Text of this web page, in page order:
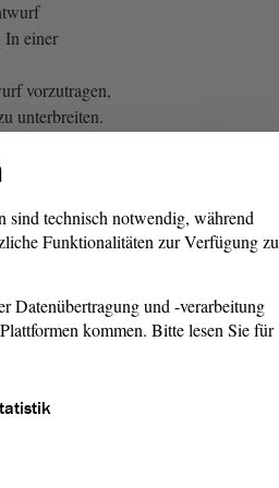
In einer
vorzutragen,
unterbreiten.
die
und
Nein-
sind technisch notwendig, während
Funktionalitäten zur Verfügung zu
Datenübertragung und -verarbeitung
kommen. Bitte lesen Sie für